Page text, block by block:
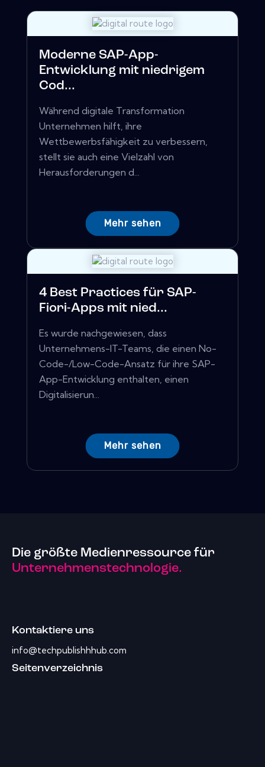
Moderne SAP-App-
Entwicklung mit niedrigem
Cod...
Während digitale Transformation
Unternehmen hilft, ihre
Wettbewerbsfähigkeit zu verbessern,
stellt sie auch eine Vielzahl von
Herausforderungen d...
Mehr sehen
4 Best Practices für SAP-
Fiori-Apps mit nied...
Es wurde nachgewiesen, dass
Unternehmens-IT-Teams, die einen No-
Code-/Low-Code-Ansatz für ihre SAP-
App-Entwicklung enthalten, einen
Digitalisierun...
Mehr sehen
Die größte Medienressource für
Unternehmenstechnologie.
Kontaktiere uns
info@techpublishhhub.com
Seitenverzeichnis